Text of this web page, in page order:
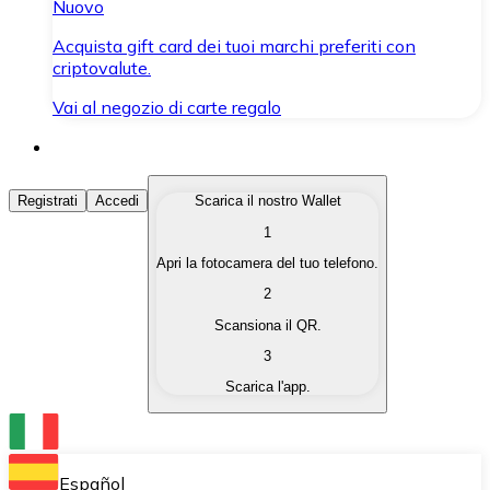
Nuovo
Acquista gift card dei tuoi marchi preferiti con
criptovalute.
Vai al negozio di carte regalo
Acquista Criptovalute
Acquista le criptovalute che ti interessano in modo
Converti le tue criptovalute in valuta fiat quando ne
Scambia una criptovaluta con un'altra
Conserva le tue cripto in un Wallet self-custodial.
Registrati Accedi
Scarica il nostro Wallet
1
Apri la fotocamera del tuo telefono.
2
Scansiona il QR.
3
Scarica l'app.
Español